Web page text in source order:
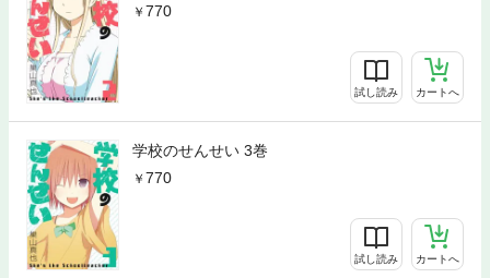
770
試し読み カートへ
学校のせんせい 3巻
770
試し読み カートへ